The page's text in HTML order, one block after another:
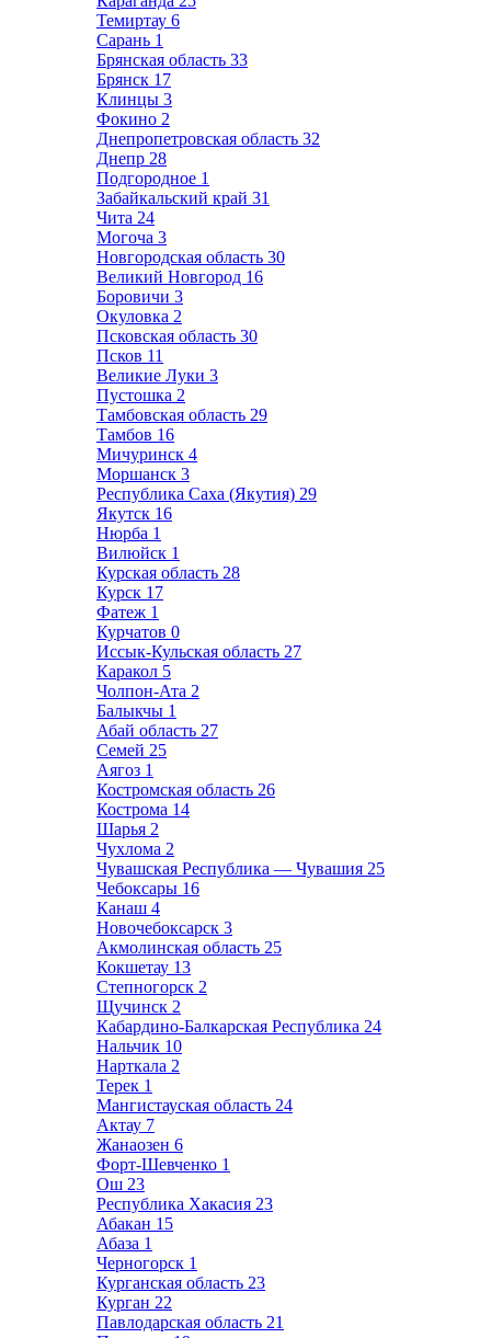
Темиртау 6
Сарань 1
Брянская область 33
Брянск 17
Клинцы 3
Фокино 2
Днепропетровская область 32
Днепр 28
Подгородное 1
Забайкальский край 31
Чита 24
Могоча 3
Новгородская область 30
Великий Новгород 16
Боровичи 3
Окуловка 2
Псковская область 30
Псков 11
Великие Луки 3
Пустошка 2
Тамбовская область 29
Тамбов 16
Мичуринск 4
Моршанск 3
Республика Саха (Якутия) 29
Якутск 16
Нюрба 1
Вилюйск 1
Курская область 28
Курск 17
Фатеж 1
Курчатов 0
Иссык-Кульская область 27
Каракол 5
Чолпон-Ата 2
Балыкчы 1
Абай область 27
Семей 25
Аягоз 1
Костромская область 26
Кострома 14
Шарья 2
Чухлома 2
Чувашская Республика — Чувашия 25
Чебоксары 16
Канаш 4
Новочебоксарск 3
Акмолинская область 25
Кокшетау 13
Степногорск 2
Щучинск 2
Кабардино-Балкарская Республика 24
Нальчик 10
Нарткала 2
Терек 1
Мангистауская область 24
Актау 7
Жанаозен 6
Форт-Шевченко 1
Ош 23
Республика Хакасия 23
Абакан 15
Абаза 1
Черногорск 1
Курганская область 23
Курган 22
Павлодарская область 21